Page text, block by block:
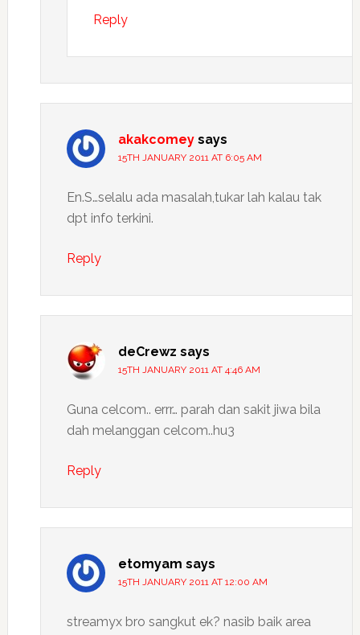
Reply
akakcomey says
15TH JANUARY 2011 AT 6:05 AM
En.S…selalu ada masalah,tukar lah kalau tak
dpt info terkini.
Reply
deCrewz says
15TH JANUARY 2011 AT 4:46 AM
Guna celcom.. errr… parah dan sakit jiwa bila
dah melanggan celcom..hu3
Reply
etomyam says
15TH JANUARY 2011 AT 12:00 AM
streamyx bro sangkut ek? nasib baik area